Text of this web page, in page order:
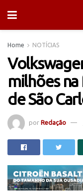
Home NOTÍCIAS
milhões
de São
por Redação